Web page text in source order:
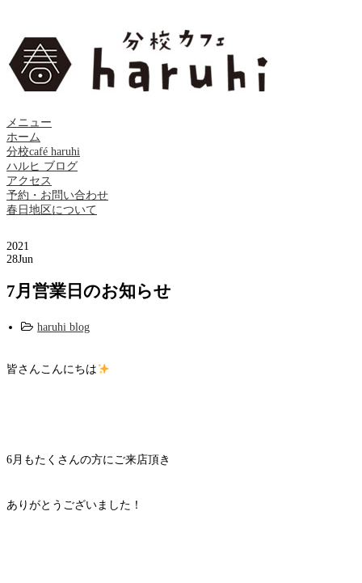
メニュー
ホーム
分校café haruhi
ハルヒ ブログ
アクセス
予約・お問い合わせ
春日地区について
2021
28Jun
7月営業日のお知らせ
haruhi blog
皆さんこんにちは
6月もたくさんの方にご来店頂き
ありがとうございました！